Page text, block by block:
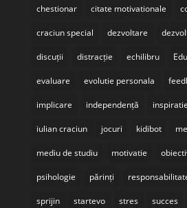
chestionar citate motivationale
craciun special dezvoltare
discuții distracție echilibru
evaluare evolutie personala
implicare independență inspiratie
iulian craciun jocuri kidibot
mediu de studiu motivatie
psihologie părinți
sprijin startevo stres succes